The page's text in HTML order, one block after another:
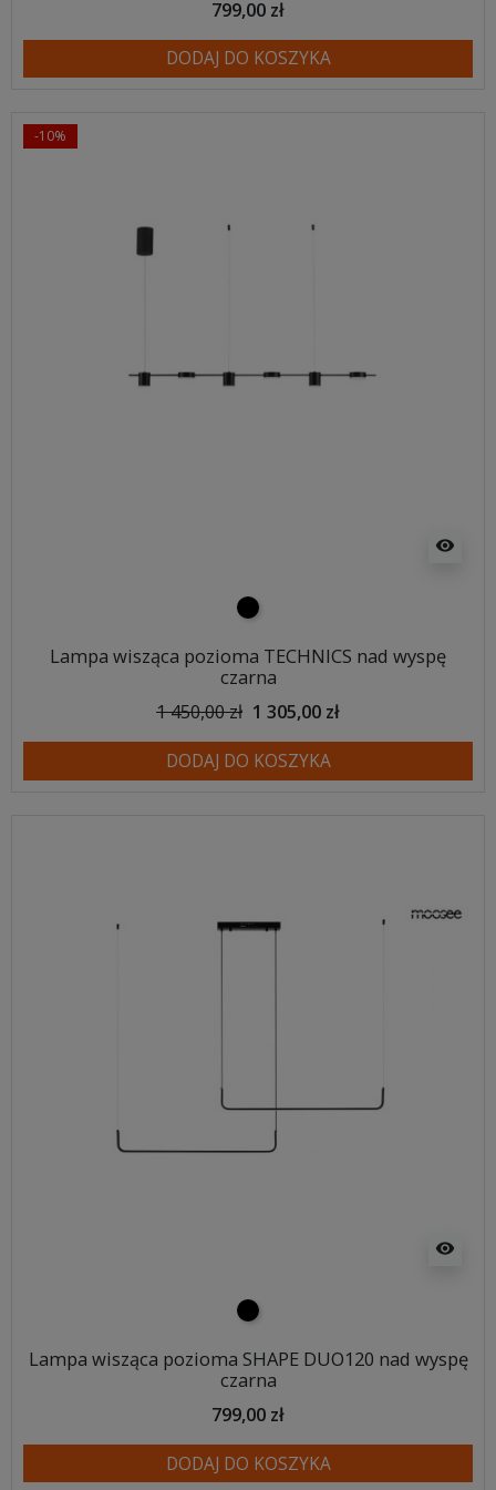
799,00 zł
DODAJ DO KOSZYKA
-10%
visibility
czarny
Lampa wisząca pozioma TECHNICS nad wyspę
czarna
1 450,00 zł 1 305,00 zł
DODAJ DO KOSZYKA
visibility
czarny
Lampa wisząca pozioma SHAPE DUO120 nad wyspę
czarna
799,00 zł
DODAJ DO KOSZYKA